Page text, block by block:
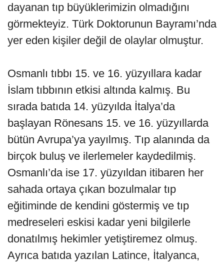
dayanan tıp büyüklerimizin olmadığını
görmekteyiz. Türk Doktorunun Bayramı’nda
yer eden kişiler değil de olaylar olmuştur.
Osmanlı tıbbı 15. ve 16. yüzyıllara kadar
İslam tıbbının etkisi altında kalmış. Bu
sırada batıda 14. yüzyılda İtalya’da
başlayan Rönesans 15. ve 16. yüzyıllarda
bütün Avrupa’ya yayılmış. Tıp alanında da
birçok buluş ve ilerlemeler kaydedilmiş.
Osmanlı’da ise 17. yüzyıldan itibaren her
sahada ortaya çıkan bozulmalar tıp
eğitiminde de kendini göstermiş ve tıp
medreseleri eskisi kadar yeni bilgilerle
donatılmış hekimler yetiştiremez olmuş.
Ayrıca batıda yazılan Latince, İtalyanca,